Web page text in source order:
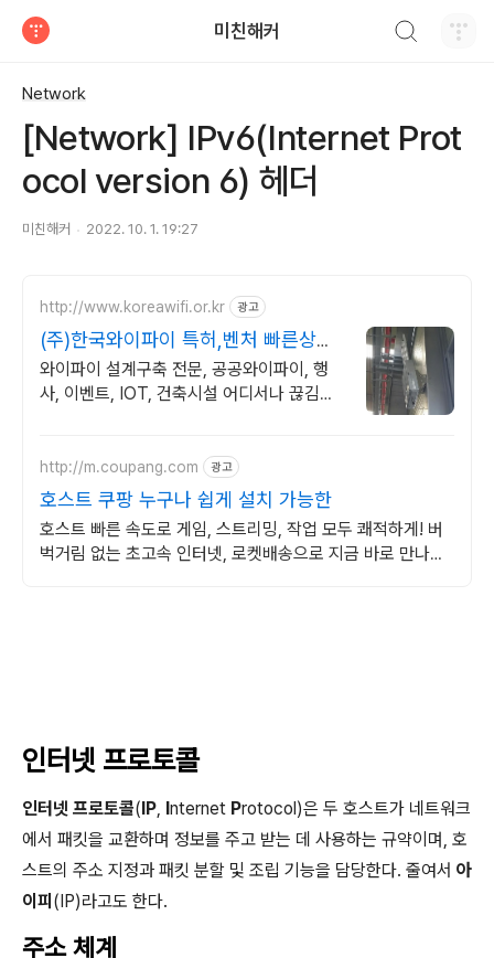
미친해커
Network
[Network] IPv6(Internet Prot
ocol version 6) 헤더
미친해커 2022. 10. 1. 19:27
http://www.koreawifi.or.kr 광고
(주)한국와이파이 특허,벤처 빠른상담
가능
와이파이 설계구축 전문, 공공와이파이, 행
사, 이벤트, IOT, 건축시설 어디서나 끊김없
http://m.coupang.com 광고
호스트 쿠팡 누구나 쉽게 설치 가능한
호스트 빠른 속도로 게임, 스트리밍, 작업 모두 쾌적하게! 버
벅거림 없는 초고속 인터넷, 로켓배송으로 지금 바로 만나보
인터넷 프로토콜
인터넷 프로토콜(IP, Internet Protocol)은 두 호스트가 네트워크
에서 패킷을 교환하며 정보를 주고 받는 데 사용하는 규약이며, 호
스트의 주소 지정과 패킷 분할 및 조립 기능을 담당한다. 줄여서 아
이피 (IP)라고도 한다.
주소 체계